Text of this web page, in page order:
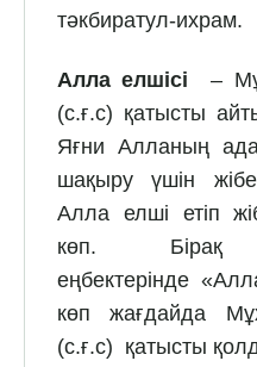
тәкбиратул-ихрам.
Алла елшісі
–
(с.ғ.с) қатысты
Яғни Алланың
шақыру үшін
Алла елші етіп
көп. Бірақ
еңбектерінде
көп жағдайда
(с.ғ.с) қатысты